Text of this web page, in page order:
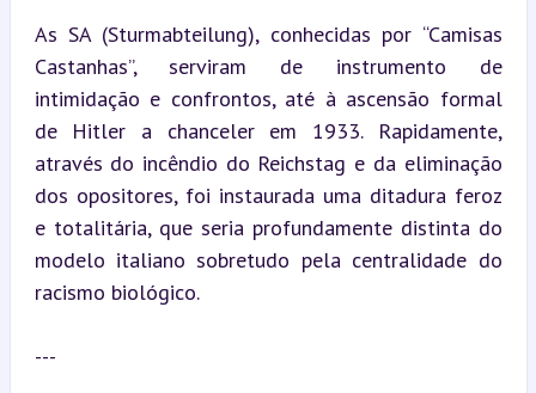
As SA (Sturmabteilung), conhecidas por “Camisas
Castanhas”, serviram de instrumento de
intimidação e confrontos, até à ascensão formal
de Hitler a chanceler em 1933. Rapidamente,
através do incêndio do Reichstag e da eliminação
dos opositores, foi instaurada uma ditadura feroz
e totalitária, que seria profundamente distinta do
modelo italiano sobretudo pela centralidade do
racismo biológico.
---